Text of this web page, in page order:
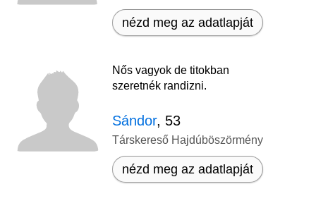
nézd meg az adatlapját
Nős vagyok de titokban
szeretnék randizni.
Sándor, 53
Társkereső Hajdúböszörmény
nézd meg az adatlapját